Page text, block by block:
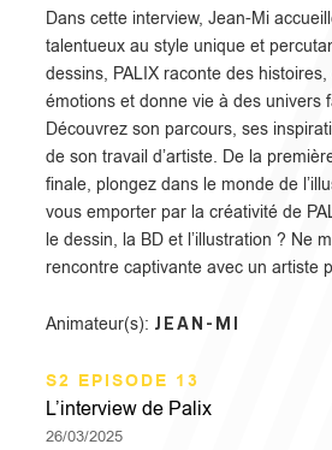
Dans cette interview, Jean-Mi
talentueux au style unique et
dessins, PALIX raconte des
émotions et donne vie à des
Découvrez son parcours, ses
de son travail d’artiste. De la
finale, plongez dans le monde de
vous emporter par la créativité de
le dessin, la BD et l’illustration ? Ne
rencontre captivante avec un artiste
Animateur(s): JEAN-MI
S2 EPISODE 13
L’interview de Palix
26/03/2025